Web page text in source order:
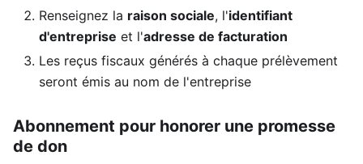
Renseignez la raison sociale, l'identifiant
d'entreprise et l'adresse de facturation
Les reçus fiscaux générés à chaque prélèvement
seront émis au nom de l'entreprise
Abonnement pour honorer une promesse
de don